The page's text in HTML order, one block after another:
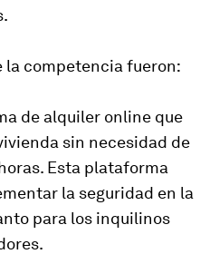
la competencia fueron:
de alquiler online que
sin necesidad de
Esta plataforma
la seguridad en la
para los inquilinos